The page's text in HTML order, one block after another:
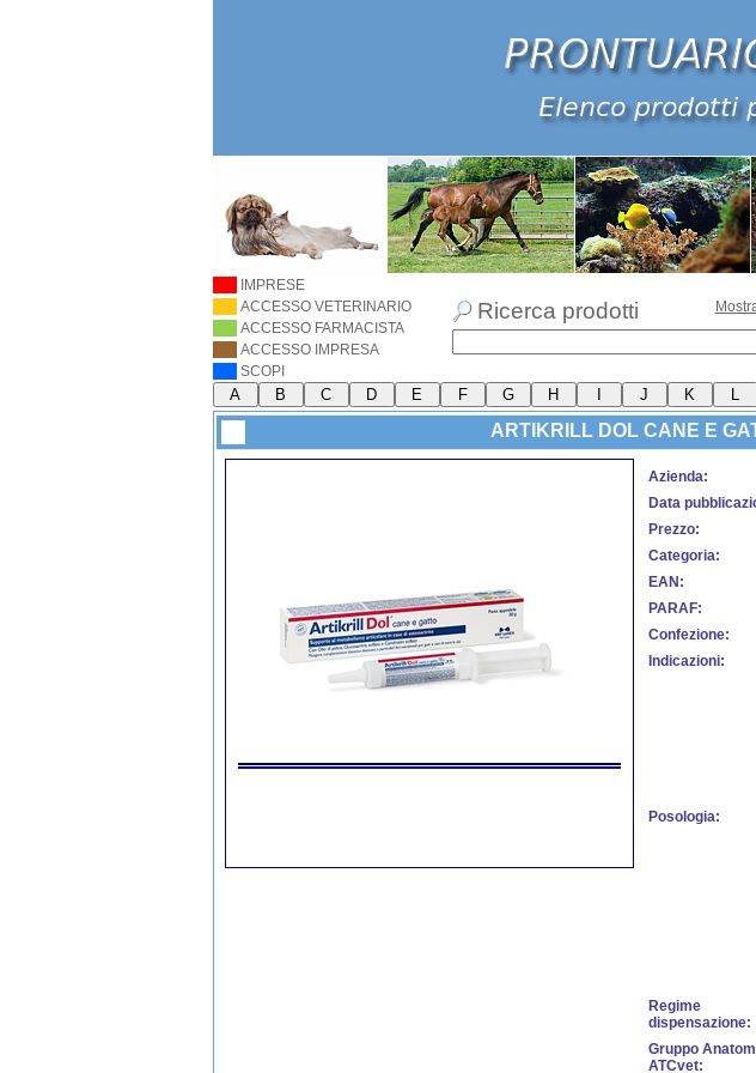
IMPRESE
ACCESSO VETERINARIO
ACCESSO FARMACISTA
ACCESSO IMPRESA
SCOPI
Ricerca prodotti
ARTIKRILL DOL CANE E
Azienda:
Data
Prezzo:
Categoria:
EAN:
PARAF:
Confezione:
Indicazioni:
Posologia:
Regime
dispensazione:
Gruppo
ATCvet: